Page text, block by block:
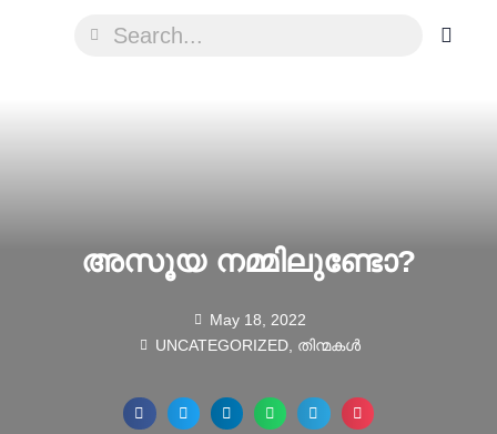
അസൂയ നമ്മിലുണ്ടോ?
May 18, 2022
UNCATEGORIZED തിന്മകൾ